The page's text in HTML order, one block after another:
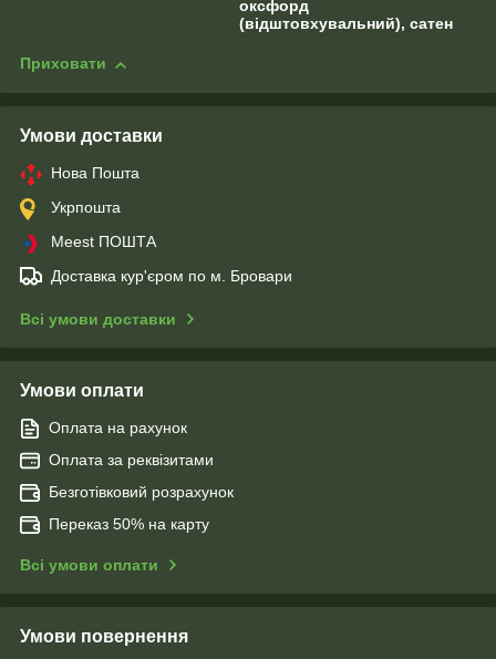
оксфорд
(відштовхувальний), сатен
Приховати
Умови доставки
Нова Пошта
Укрпошта
Meest ПОШТА
Доставка кур'єром по м. Бровари
Всі умови доставки
Умови оплати
Оплата на рахунок
Оплата за реквізитами
Безготівковий розрахунок
Переказ 50% на карту
Всі умови оплати
Умови повернення